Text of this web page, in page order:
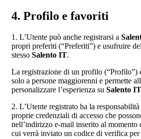
4. Profilo e favoriti
1. L’Utente può anche registrarsi a
propri preferiti (“Preferiti”) e usufruire
stesso Salento IT.
La registrazione di un profilo (“Profilo”)
solo a persone maggiorenni e permette
personalizzare l’esperienza su Salento IT
2. L’Utente registrato ha la
proprie credenziali di accesso che
nell’indirizzo e-mail inserito al momento
cui verrà inviato un codice di verifica per